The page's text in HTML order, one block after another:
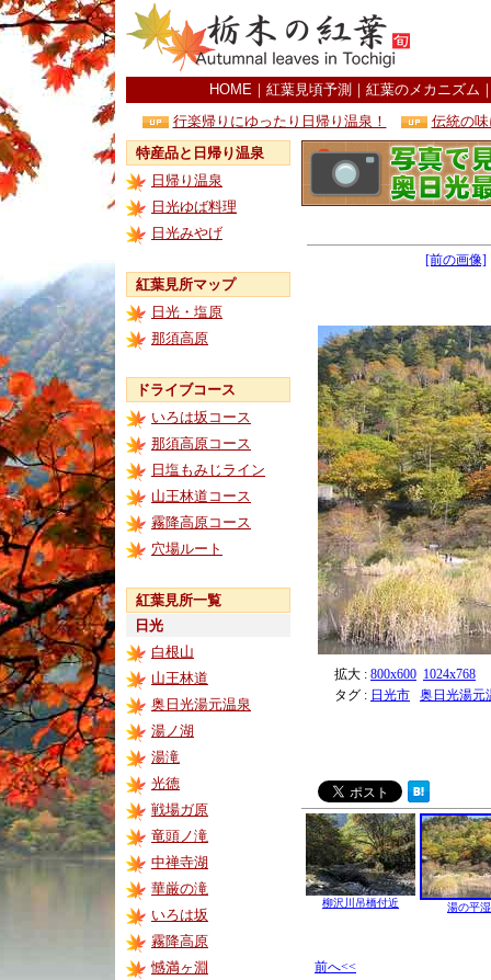
HOME ｜ 紅葉見頃予測 ｜ 紅葉のメカニズム
行楽帰りにゆったり日帰り温泉！
伝統の
特産品と日帰り温泉
日帰り温泉
日光ゆば料理
日光みやげ
紅葉見所マップ
日光・塩原
那須高原
ドライブコース
いろは坂コース
那須高原コース
日塩もみじライン
山王林道コース
霧降高原コース
穴場ルート
紅葉見所一覧
日光
白根山
山王林道
奥日光湯元温泉
湯ノ湖
湯滝
光徳
戦場ガ原
竜頭ノ滝
中禅寺湖
華厳の滝
いろは坂
霧降高原
憾満ヶ淵
[前の画像]
拡大 : 800x600 1024x768
タグ : 日光市 奥日光湯元
柳沢川吊橋付近 湯の平
前へ<<